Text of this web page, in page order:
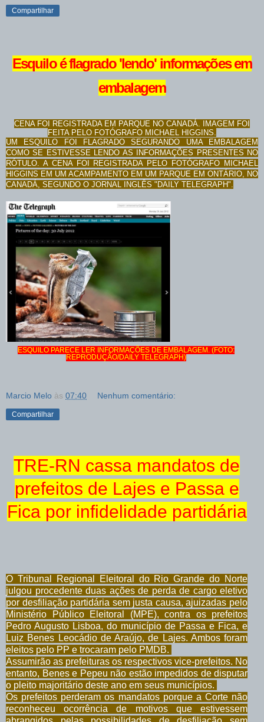
Compartilhar
Esquilo é flagrado 'lendo' informações em
embalagem
CENA FOI REGISTRADA EM PARQUE NO CANADÁ.
IMAGEM FOI
FEITA PELO FOTÓGRAFO MICHAEL HIGGINS.
UM ESQUILO FOI FLAGRADO SEGURANDO UMA EMBALAGEM
COMO SE ESTIVESSE LENDO AS INFORMAÇÕES PRESENTES NO
RÓTULO. A CENA FOI REGISTRADA PELO FOTÓGRAFO MICHAEL
HIGGINS EM UM ACAMPAMENTO EM UM PARQUE EM ONTÁRIO, NO
CANADÁ, SEGUNDO O JORNAL INGLÊS "DAILY TELEGRAPH".
ESQUILO PARECE LER INFORMAÇÕES DE EMBALAGEM. (FOTO:
REPRODUÇÃO/DAILY TELEGRAPH)
Marcio Melo às 07:40 Nenhum comentário:
Compartilhar
TRE-RN cassa mandatos de
prefeitos de Lajes e Passa e
Fica por infidelidade partidária
O Tribunal Regional Eleitoral do Rio Grande do Norte
julgou procedente duas ações de perda de cargo eletivo
por desfiliação partidária sem justa causa, ajuizadas pelo
Ministério Público Eleitoral (MPE), contra os prefeitos
Pedro Augusto Lisboa, do município de Passa e Fica, e
Luiz Benes Leocádio de Araújo, de Lajes. Ambos foram
eleitos pelo PP e trocaram pelo PMDB.
Assumirão as prefeituras os respectivos vice-prefeitos. No
entanto, Benes e Pepeu não estão impedidos de disputar
o pleito majoritário deste ano em seus municípios.
Os prefeitos perderam os mandatos porque a Corte não
reconheceu ocorrência de motivos que estivessem